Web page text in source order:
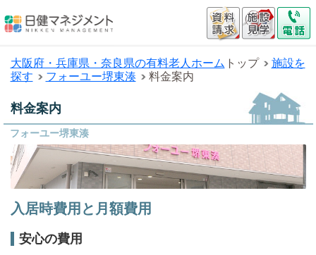
大阪府・兵庫県・奈良県の有料老人ホーム トップ
施設を
探す
フォーユー堺東湊 料金案内
フォーユー堺東湊
料金案内
入居時費用と月額費用
安心の費用